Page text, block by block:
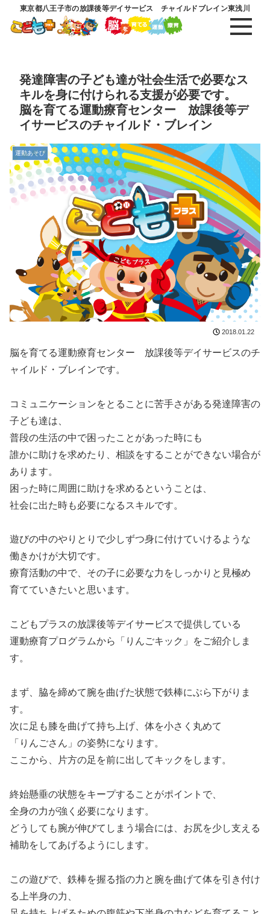
東京都八王子市の放課後等デイサービス チャイルドブレイン東浅川
発達障害の子ども達が社会生活で必要なス
キルを身に付けられる支援が必要です。
脳を育てる運動療育センター 放課後等デ
イサービスのチャイルド・ブレイン
運動あそび
2018.01.22
脳を育てる運動療育センター 放課後等デイサービスのチ
ャイルド・ブレインです。
コミュニケーションをとることに苦手さがある発達障害の
子ども達は、
普段の生活の中で困ったことがあった時にも
誰かに助けを求めたり、相談をすることができない場合が
あります。
困った時に周囲に助けを求めるということは、
社会に出た時も必要になるスキルです。
遊びの中のやりとりで少しずつ身に付けていけるような
働きかけが大切です。
療育活動の中で、その子に必要な力をしっかりと見極め
育てていきたいと思います。
こどもプラスの放課後等デイサービスで提供している
運動療育プログラムから「りんごキック」をご紹介しま
す。
まず、脇を締めて腕を曲げた状態で鉄棒にぶら下がりま
す。
次に足も膝を曲げて持ち上げ、体を小さく丸めて
「りんごさん」の姿勢になります。
ここから、片方の足を前に出してキックをします。
終始懸垂の状態をキープすることがポイントで、
全身の力が強く必要になります。
どうしても腕が伸びてしまう場合には、お尻を少し支える
補助をしてあげるようにします。
この遊びで、鉄棒を握る指の力と腕を曲げて体を引き付け
る上半身の力、